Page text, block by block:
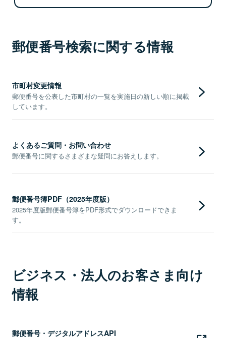
郵便番号検索に関する情報
市町村変更情報
郵便番号を公表した市町村の一覧を実施日の新しい順に掲載
しています。
よくあるご質問・お問い合わせ
郵便番号に関するさまざまな疑問にお答えします。
郵便番号簿PDF（2025年度版）
2025年度版郵便番号簿をPDF形式でダウンロードできま
す。
ビジネス・法人のお客さま向け
情報
郵便番号・デジタルアドレスAPI